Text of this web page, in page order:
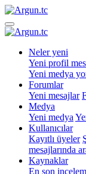
Neler yeni
Yeni profil
Yeni medya
Forumlar
Yeni mesajlar
Medya
Yeni medya
Kullanıcılar
Kayıtlı üyeler
mesajlarında
Kaynaklar
En son